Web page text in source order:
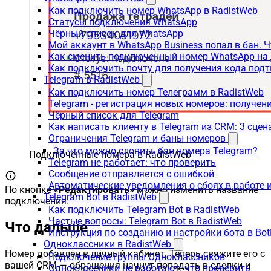
Как подключить номер WhatsApp в RadistWeb
Статусы подключения WhatsApp
Чёрный список для WhatsApp
Мой аккаунт в WhatsApp Business попал в бан.
Как сменить подключенный номер WhatsApp на
Как подключить почту для получения кода
Telegram в RadistWeb
Как подключить номер Телеграмм в RadistWeb
Telegram - регистрация новых номеров:
Чёрный список для Telegram
Как написать клиенту в Telegram из CRM: 3
Ограничения Telegram и баны номеров
За что можно словить бан номера Telegram?
Telegram не работает: что проверить
Сообщение отправляется с ошибкой
Автоматические уведомления о сбоях в работе
Telegram Bot в RadistWeb
Как подключить Telegram Bot в RadistWeb
Частые вопросы: Telegram Bot в RadistWeb
Инструкция по созданию и настройки бота в
Одноклассники в RadistWeb
Подключение группы Одноклассников
Одноклассники не работают: что проверить
Подключённые номера в RadistWeb
По кнопке«Редактировать»можно изменить название
подключения.
Что дальше
Номер добавлен в личный кабинет. Теперь свяжите его с
вашей CRM — обращения начнут попадать в сделки и